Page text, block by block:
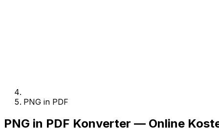
PNG in PDF
PNG in PDF Konverter — Online